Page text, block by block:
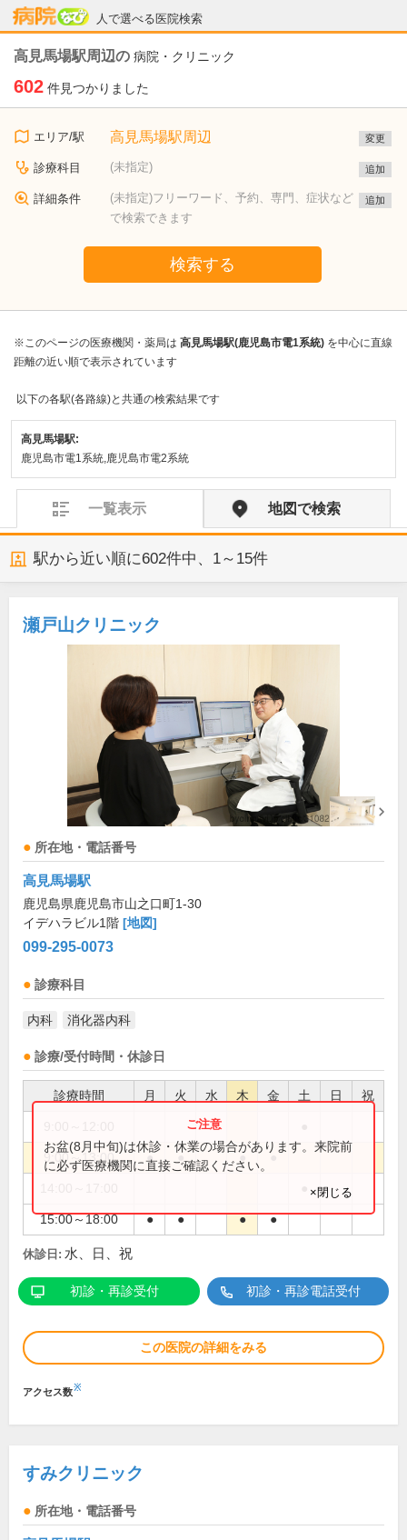
人で選べる医院検索
病院なび
高見馬場駅周辺の 病院・クリニック
602 件見つかりました
エリア/駅 高見馬場駅周辺 変更
診療科目 (未指定) 追加
詳細条件
(未指定)フリーワード、予約、専門、症状など
で検索できます
追加
検索する
※このページの医療機関・薬局は 高見馬場駅(鹿児島市電1系統) を中心に直線
距離の近い順で表示されています
以下の各駅(各路線)と共通の検索結果です
高見馬場駅:
鹿児島市電1系統,鹿児島市電2系統
一覧表示 地図で検索
駅から近い順に602件中、 1～15件
瀬戸山クリニック
所在地・電話番号
高見馬場駅
鹿児島県鹿児島市山之口町1-30
イデハラビル1階 [地図]
099-295-0073
診療科目
内科 消化器内科
診療/受付時間・休診日
診療時間 月 火 水 木 金 土 日 祝
9:00～13:00 ● ● ● ●
15:00～18:00 ● ● ● ●
お盆(8月中旬)は休診・休業の場合があります。来院前
に必ず医療機関に直接ご確認ください。
×閉じる
休診日: 水、日、祝
初診・再診受付 初診・再診電話受付
この医院の詳細をみる
アクセス数※
すみクリニック
所在地・電話番号